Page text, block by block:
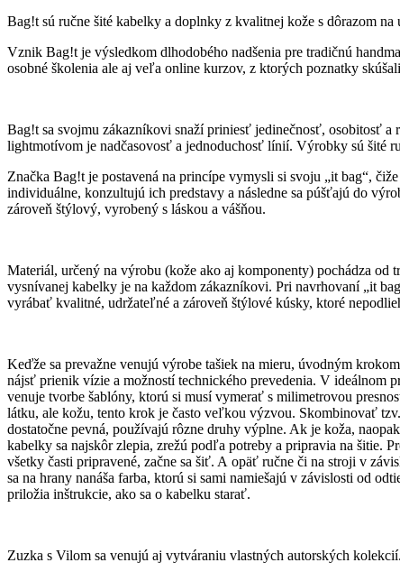
Bag!t sú ručne šité kabelky a doplnky z kvalitnej kože s dôrazom
Vznik Bag!t je výsledkom dlhodobého nadšenia pre tradičnú
osobné školenia ale aj veľa online kurzov, z ktorých poznatky
Bag!t sa svojmu zákazníkovi snaží priniesť jedinečnosť, osobitosť
lightmotívom je nadčasovosť a jednoduchosť línií. Výrobky sú šité
Značka Bag!t je postavená na princípe vymysli si svoju „it bag“,
individuálne, konzultujú ich predstavy a následne sa púšťajú do
zároveň štýlový, vyrobený s láskou a vášňou.
Materiál, určený na výrobu (kože ako aj komponenty) pochádza
vysnívanej kabelky je na každom zákazníkovi. Pri navrhovaní „it
vyrábať kvalitné, udržateľné a zároveň štýlové kúsky, ktoré
Keďže sa prevažne venujú výrobe tašiek na mieru, úvodným
nájsť prienik vízie a možností technického prevedenia. V ideálnom
venuje tvorbe šablóny, ktorú si musí vymerať s milimetrovou
látku, ale kožu, tento krok je často veľkou výzvou. Skombinovať
dostatočne pevná, používajú rôzne druhy výplne. Ak je koža,
kabelky sa najskôr zlepia, zrežú podľa potreby a pripravia na šitie.
všetky časti pripravené, začne sa šiť. A opäť ručne či na stroji v
sa na hrany nanáša farba, ktorú si sami namiešajú v závislosti od
priložia inštrukcie, ako sa o kabelku starať.
Zuzka s Vilom sa venujú aj vytváraniu vlastných autorských